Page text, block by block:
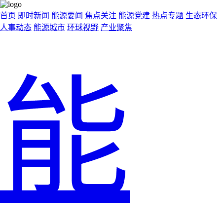
首页 即时新闻 能源要闻 焦点关注 能源党建 热点专题 生态环保
人事动态 能源城市 环球视野 产业聚焦
能